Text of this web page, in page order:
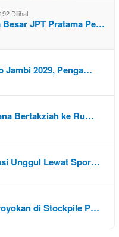
192 Dilihat
Besar JPT Pratama Pe…
Jambi 2029, Penga…
Bertakziah ke Ru…
Unggul Lewat Spor…
di Stockpile P…